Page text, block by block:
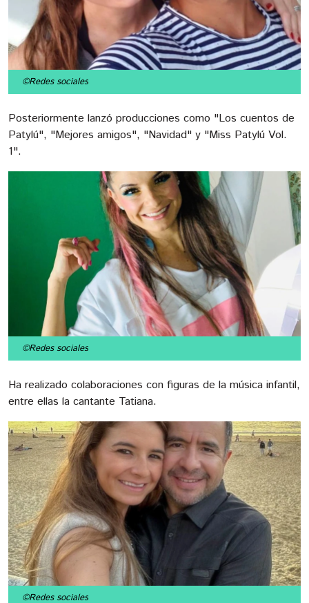
©Redes sociales
Posteriormente lanzó producciones como "Los cuentos de
Patylú", "Mejores amigos", "Navidad" y "Miss Patylú Vol.
1".
©Redes sociales
Ha realizado colaboraciones con figuras de la música infantil,
entre ellas la cantante Tatiana.
©Redes sociales